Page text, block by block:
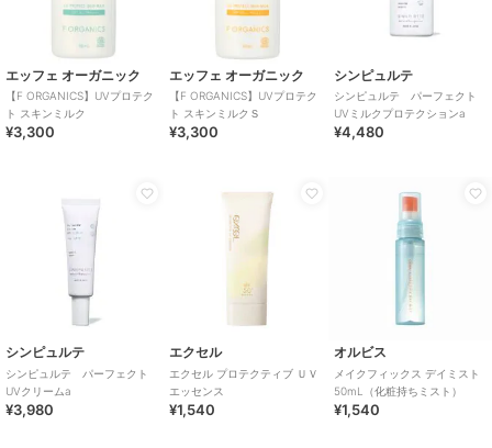
エッフェ オーガニック
【F ORGANICS】UVプロテク
ト スキンミルク
¥3,300
エッフェ オーガニック
【F ORGANICS】UVプロテク
ト スキンミルクＳ
¥3,300
シンピュルテ
シンピュルテ パーフェクト
UVミルクプロテクションa
¥4,480
シンピュルテ
シンピュルテ パーフェクト
UVクリームa
¥3,980
エクセル
エクセル プロテクティブ ＵＶ
エッセンス
¥1,540
オルビス
メイクフィックス デイミスト
50mL（化粧持ちミスト）
¥1,540